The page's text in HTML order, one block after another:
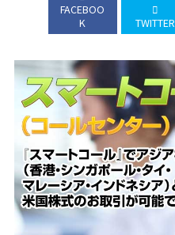
FACEBOO
K
TWITTER